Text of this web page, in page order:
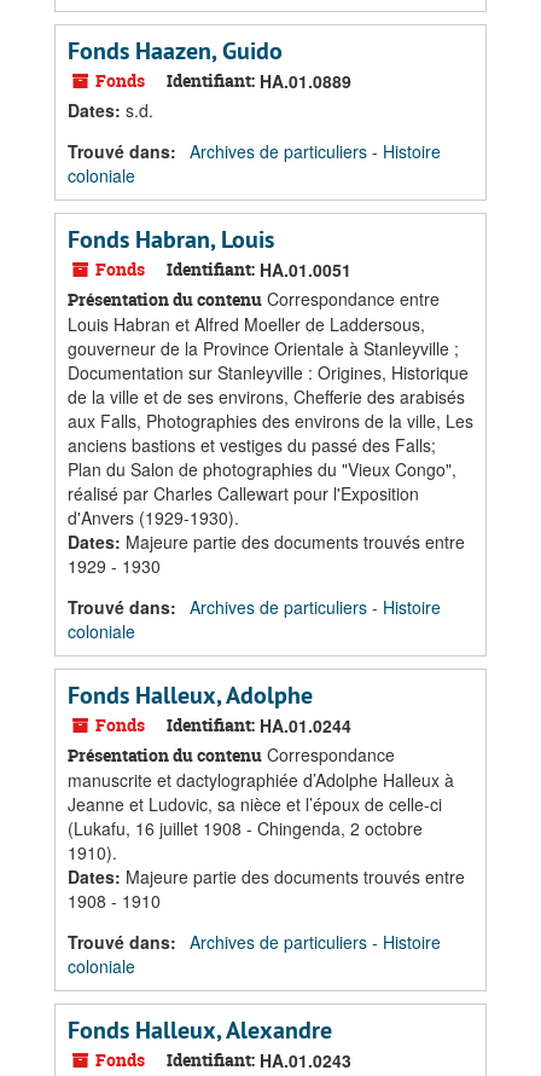
Fonds Haazen, Guido
Fonds Identifiant: HA.01.0889
Dates: s.d.
Trouvé dans: Archives de particuliers - Histoire
coloniale
Fonds Habran, Louis
Fonds Identifiant: HA.01.0051
Présentation du contenu Correspondance entre
Louis Habran et Alfred Moeller de Laddersous,
gouverneur de la Province Orientale à Stanleyville ;
Documentation sur Stanleyville : Origines, Historique
de la ville et de ses environs, Chefferie des arabisés
aux Falls, Photographies des environs de la ville, Les
anciens bastions et vestiges du passé des Falls;
Plan du Salon de photographies du "Vieux Congo",
réalisé par Charles Callewart pour l'Exposition
d'Anvers (1929-1930).
Dates: Majeure partie des documents trouvés entre
1929 - 1930
Trouvé dans: Archives de particuliers - Histoire
coloniale
Fonds Halleux, Adolphe
Fonds Identifiant: HA.01.0244
Présentation du contenu Correspondance
manuscrite et dactylographiée d’Adolphe Halleux à
Jeanne et Ludovic, sa nièce et l’époux de celle-ci
(Lukafu, 16 juillet 1908 - Chingenda, 2 octobre
1910).
Dates: Majeure partie des documents trouvés entre
1908 - 1910
Trouvé dans: Archives de particuliers - Histoire
coloniale
Fonds Halleux, Alexandre
Fonds Identifiant: HA.01.0243